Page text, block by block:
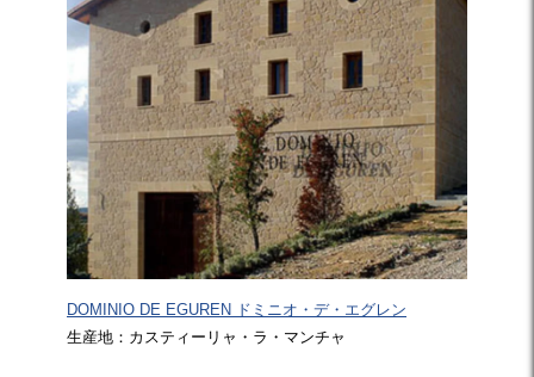
DOMINIO DE EGUREN ドミニオ・デ・エグレン
生産地：カスティーリャ・ラ・マンチャ